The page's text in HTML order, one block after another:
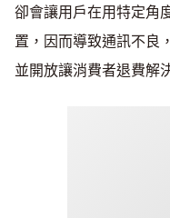
卻會讓用戶在用特定角
置，因而導致通訊不良
並開放讓消費者退費解